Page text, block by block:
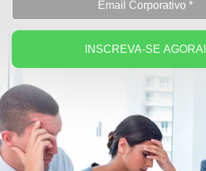
INSCREVA-SE AGORA!